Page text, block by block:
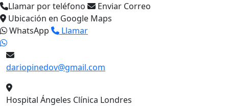
Llamar por teléfono
Enviar Correo
Ubicación en Google Maps
WhatsApp
Llamar
dariopinedov@gmail.com
Hospital Ángeles Clínica Londres